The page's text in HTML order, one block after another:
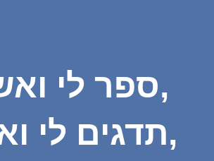
ספר לי ואשכח,
תדגים לי ואזכור,